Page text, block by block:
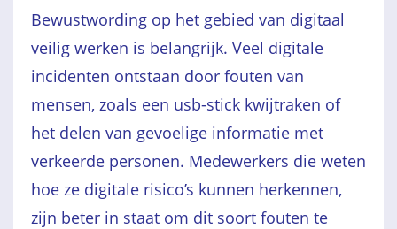
Bewustwording op het gebied van digitaal
veilig werken is belangrijk. Veel digitale
incidenten ontstaan door fouten van
mensen, zoals een usb-stick kwijtraken of
het delen van gevoelige informatie met
verkeerde personen. Medewerkers die weten
hoe ze digitale risico’s kunnen herkennen,
zijn beter in staat om dit soort fouten te